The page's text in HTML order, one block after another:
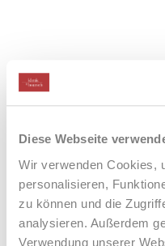
Diese Webseite
Wir verwenden Cookies,
personalisieren,
zu können und die
analysieren. Außerdem
Verwendung unserer
Klenk & Hoursch
Case